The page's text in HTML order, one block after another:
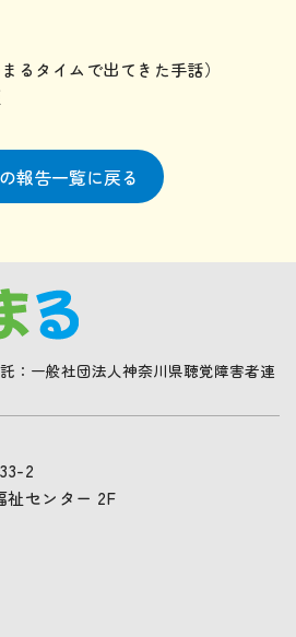
るタイムで出てきた手話）
報告一覧に戻る
：一般社団法人神奈川県聴覚障害者連
2
祉センター 2F